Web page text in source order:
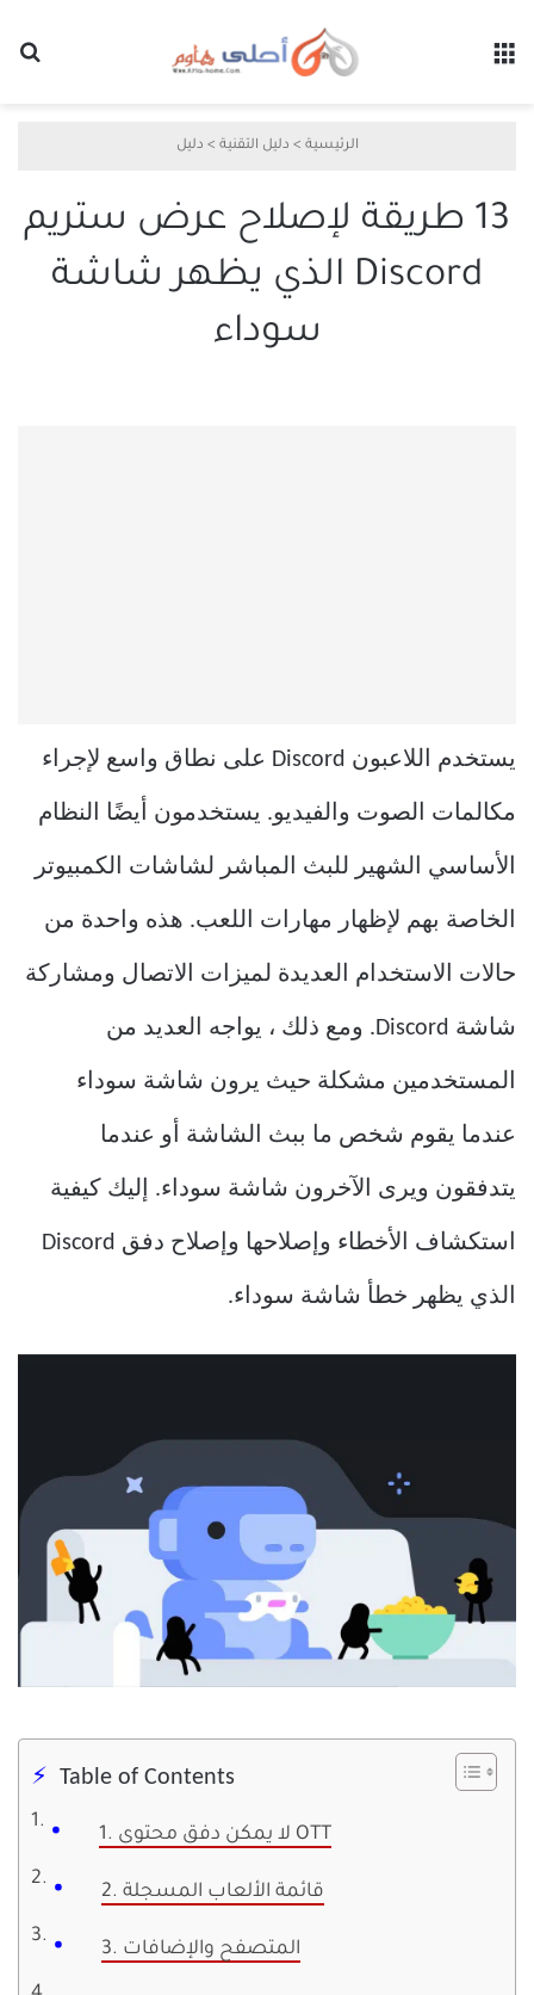
الرئيسية > دليل التقنية > دليل
13 طريقة لإصلاح عرض ستريم
Discord الذي يظهر شاشة
سوداء
يستخدم اللاعبون Discord على نطاق واسع لإجراء
مكالمات الصوت والفيديو. يستخدمون أيضًا النظام
الأساسي الشهير للبث المباشر لشاشات الكمبيوتر
الخاصة بهم لإظهار مهارات اللعب. هذه واحدة من
حالات الاستخدام العديدة لميزات الاتصال ومشاركة
شاشة Discord. ومع ذلك ، يواجه العديد من
المستخدمين مشكلة حيث يرون شاشة سوداء
عندما يقوم شخص ما ببث الشاشة أو عندما
يتدفقون ويرى الآخرون شاشة سوداء. إليك كيفية
استكشاف الأخطاء وإصلاحها وإصلاح دفق Discord
الذي يظهر خطأ شاشة سوداء.
Table of Contents
1. لا يمكن دفق محتوى OTT
2. قائمة الألعاب المسجلة
3. المتصفح والإضافات